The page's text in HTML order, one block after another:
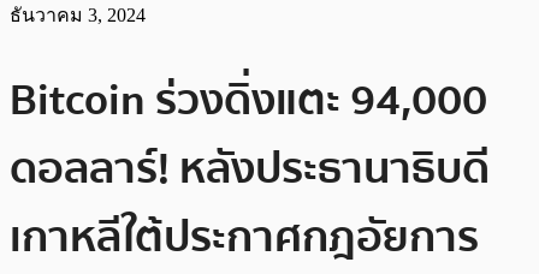
ธันวาคม 3, 2024
Bitcoin ร่วงดิ่งแตะ 94,000
ดอลลาร์! หลังประธานาธิบดี
เกาหลีใต้ประกาศกฎอัยการ